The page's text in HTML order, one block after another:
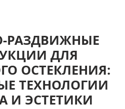
РАЗДВИЖНЫЕ
ДЛЯ
ОСТЕКЛЕНИЯ:
ТЕХНОЛОГИИ
И ЭСТЕТИКИ